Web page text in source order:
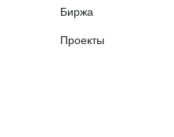
Биржа
Проекты